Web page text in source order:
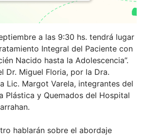
a las 9:30 hs. tendrá lugar
Integral del Paciente con
Nacido hasta la Adolescencia”.
Dr. Miguel Floria, por la Dra.
Lic. Margot Varela, integrantes del
Plástica y Quemados del Hospital
hablarán sobre el abordaje